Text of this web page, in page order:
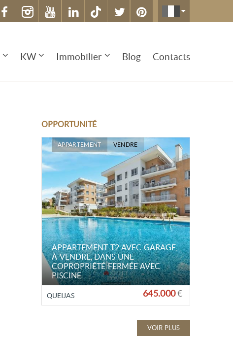
KW Immobilier Blog Contacts
OPPORTUNITÉ
APPARTEMENT VENDRE
APPARTEMENT T2 AVEC GARAGE,
À VENDRE, DANS UNE
COPROPRIÉTÉ FERMÉE AVEC
PISCINE
QUEIJAS 645.000€
VOIR PLUS